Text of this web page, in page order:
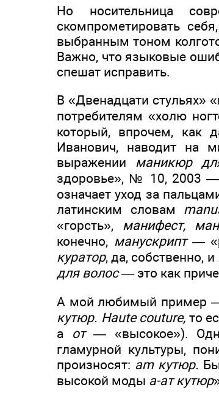
Но носительница
скомпрометировать
выбранным тоном
Важно, что языковые
спешат исправить.
В «Двенадцати стульях»
потребителям «холю
который, впрочем, как
Иванович, наводит на
выражении маникюр
здоровье», № 10, 2003
означает уход за
латинским словам
«горсть», манифест,
конечно, манускрипт —
куратор, да, собственно, и
для волос— это как
А мой любимый пример —
кутюр. Haute couture, то
а от— «высокое»).
гламурной культуры,
произносят: am кутюр.
высокой моды а-ат кутюр